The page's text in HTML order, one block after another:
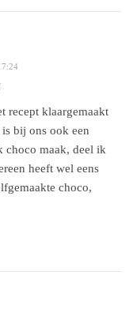
recept klaargemaakt
bij ons ook een
choco maak, deel ik
heeft wel eens
choco,